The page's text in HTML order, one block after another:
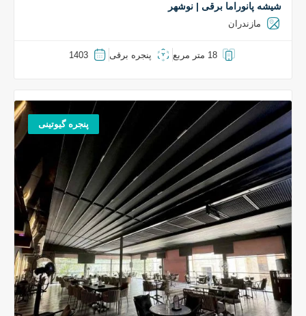
شیشه پانوراما برقی | نوشهر
مازندران
18 متر مربع پنجره برقی 1403
پنجره گیوتینی